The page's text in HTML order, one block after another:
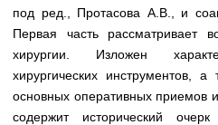
Нормы лабораторных и
исследований
Обратная связь
Добавить материал
под ред., Протасова А.В., и
Первая часть рассматривает
хирургии. Изложен
хирургических инструментов,
основных оперативных приемов
содержит исторический